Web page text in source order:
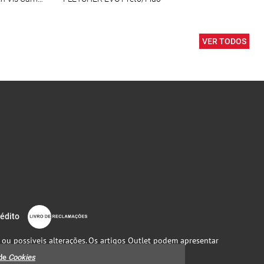
VER TODOS
possiveis alterações. Os artigos Outlet podem apresentar
Cookies